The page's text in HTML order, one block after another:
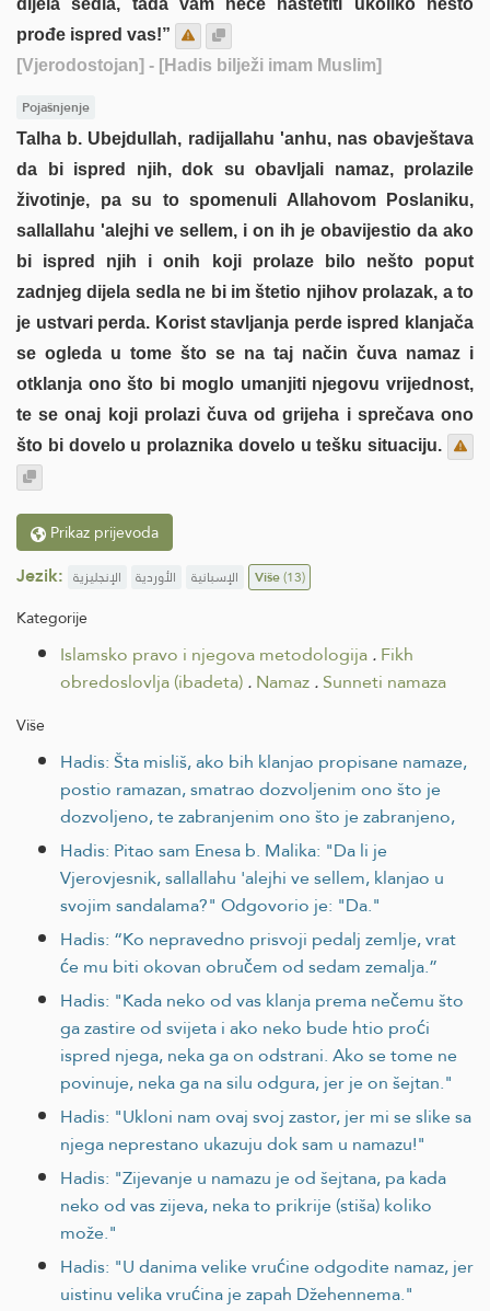
dijela sedla, tada vam neće naštetiti ukoliko nešto
prođe ispred vas!”
[Vjerodostojan] - [Hadis bilježi imam Muslim]
Pojašnjenje
Talha b. Ubejdullah, radijallahu 'anhu, nas obavještava
da bi ispred njih, dok su obavljali namaz, prolazile
životinje, pa su to spomenuli Allahovom Poslaniku,
sallallahu 'alejhi ve sellem, i on ih je obavijestio da ako
bi ispred njih i onih koji prolaze bilo nešto poput
zadnjeg dijela sedla ne bi im štetio njihov prolazak, a to
je ustvari perda. Korist stavljanja perde ispred klanjača
se ogleda u tome što se na taj način čuva namaz i
otklanja ono što bi moglo umanjiti njegovu vrijednost,
te se onaj koji prolazi čuva od grijeha i sprečava ono
što bi dovelo u prolaznika dovelo u tešku situaciju.
Prikaz prijevoda
Jezik: الإنجليزية الأوردية الإسبانية Više(13)
Kategorije
Islamsko pravo i njegova metodologija.Fikh
obredoslovlja (ibadeta).Namaz.Sunneti namaza
Više
Hadis: Šta misliš, ako bih klanjao propisane namaze,
postio ramazan, smatrao dozvoljenim ono što je
dozvoljeno, te zabranjenim ono što je zabranjeno,
Hadis: Pitao sam Enesa b. Malika: "Da li je
Vjerovjesnik, sallallahu 'alejhi ve sellem, klanjao u
svojim sandalama?" Odgovorio je: "Da."
Hadis: “Ko nepravedno prisvoji pedalj zemlje, vrat
će mu biti okovan obručem od sedam zemalja.”
Hadis: "Kada neko od vas klanja prema nečemu što
ga zastire od svijeta i ako neko bude htio proći
ispred njega, neka ga on odstrani. Ako se tome ne
povinuje, neka ga na silu odgura, jer je on šejtan."
Hadis: "Ukloni nam ovaj svoj zastor, jer mi se slike sa
njega neprestano ukazuju dok sam u namazu!"
Hadis: "Zijevanje u namazu je od šejtana, pa kada
neko od vas zijeva, neka to prikrije (stiša) koliko
može."
Hadis: "U danima velike vrućine odgodite namaz, jer
uistinu velika vrućina je zapah Džehennema."